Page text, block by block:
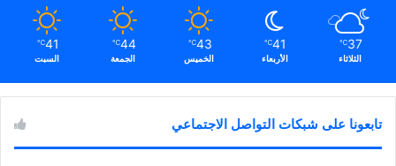
37
℃
الثلاثاء
41
℃
الأربعاء
43
℃
الخميس
44
℃
الجمعة
41
℃
السبت
تابعونا على شبكات التواصل الاجتماعي